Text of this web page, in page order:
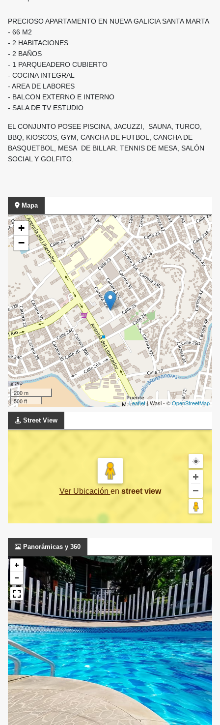
PRECIOSO APARTAMENTO EN NUEVA GALICIA SANTA MARTA
- 66 M2
- 2 HABITACIONES
- 2 BAÑOS
- 1 PARQUEADERO CUBIERTO
- COCINA INTEGRAL
- AREA DE LABORES
- BALCON EXTERNO E INTERNO
- SALA DE TV ESTUDIO
EL CONJUNTO POSEE PISCINA, JACUZZI, SAUNA, TURCO,
BBQ, KIOSCOS, GYM, CANCHA DE FUTBOL, CANCHA DE
BASQUETBOL, MESA DE BILLAR. TENNIS DE MESA, SALÓN
SOCIAL Y GOLFITO.
Mapa
+
−
200 m
500 ft
Leaflet| Wasi - ©OpenStreetMap
Street View
Ver Ubicación en street view
Panorámicas y 360